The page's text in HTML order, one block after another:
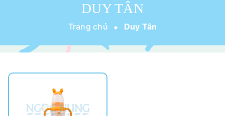
DUY TÂN
Trang chủ Duy Tân